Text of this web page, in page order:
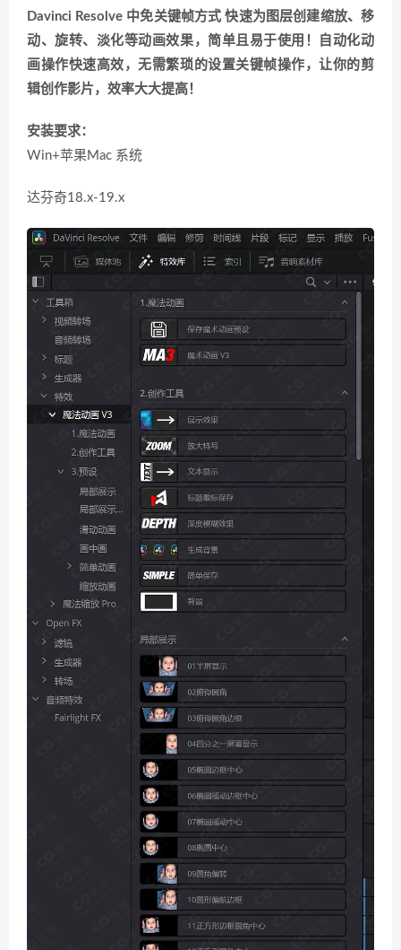
Davinci Resolve 中免关键帧方式 快速为图层创建缩放、移
动、旋转、淡化等动画效果，简单且易于使用！自动化动
画操作快速高效，无需繁琐的设置关键帧操作，让你的剪
辑创作影片，效率大大提高！
安装要求：
Win+苹果Mac 系统
达芬奇18.x-19.x